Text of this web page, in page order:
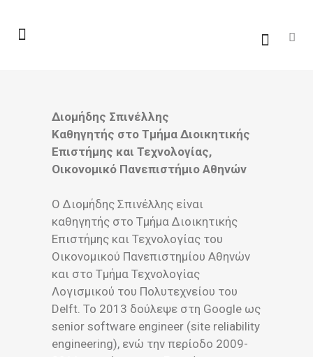
Διομήδης Σπινέλλης
Καθηγητής στο Τμήμα Διοικητικής
Επιστήμης και Τεχνολογίας,
Οικονομικό Πανεπιστήμιο Αθηνών
Ο Διομήδης Σπινέλλης είναι
καθηγητής στο Τμήμα Διοικητικής
Επιστήμης και Τεχνολογίας του
Οικονομικού Πανεπιστημίου Αθηνών
και στο Τμήμα Τεχνολογίας
Λογισμικού του Πολυτεχνείου του
Delft. Το 2013 δούλεψε στη Google ως
senior software engineer (site reliability
engineering), ενώ την περίοδο 2009-